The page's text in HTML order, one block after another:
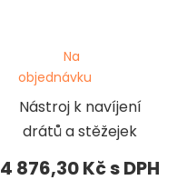
Nástroj k navíjení
drátů a stěžejek
Na
objednávku
4 876,30 Kč